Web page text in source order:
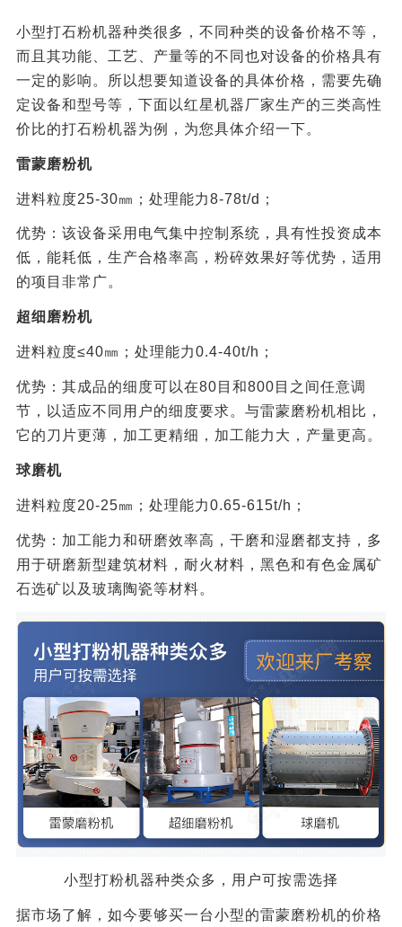
小型打石粉机器种类很多，不同种类的设备价格不等，
而且其功能、工艺、产量等的不同也对设备的价格具有
一定的影响。所以想要知道设备的具体价格，需要先确
定设备和型号等，下面以红星机器厂家生产的三类高性
价比的打石粉机器为例，为您具体介绍一下。
雷蒙磨粉机
进料粒度25-30㎜；处理能力8-78t/d；
优势：该设备采用电气集中控制系统，具有性投资成本
低，能耗低，生产合格率高，粉碎效果好等优势，适用
的项目非常广。
超细磨粉机
进料粒度≤40㎜；处理能力0.4-40t/h；
优势：其成品的细度可以在80目和800目之间任意调
节，以适应不同用户的细度要求。与雷蒙磨粉机相比，
它的刀片更薄，加工更精细，加工能力大，产量更高。
球磨机
进料粒度20-25㎜；处理能力0.65-615t/h；
优势：加工能力和研磨效率高，干磨和湿磨都支持，多
用于研磨新型建筑材料，耐火材料，黑色和有色金属矿
石选矿以及玻璃陶瓷等材料。
小型打粉机器种类众多，用户可按需选择
据市场了解，如今要够买一台小型的雷蒙磨粉机的价格